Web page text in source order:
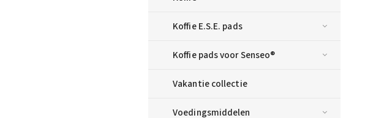
Koffie E.S.E. pads
Koffie pads voor Senseo®
Vakantie collectie
Voedingsmiddelen